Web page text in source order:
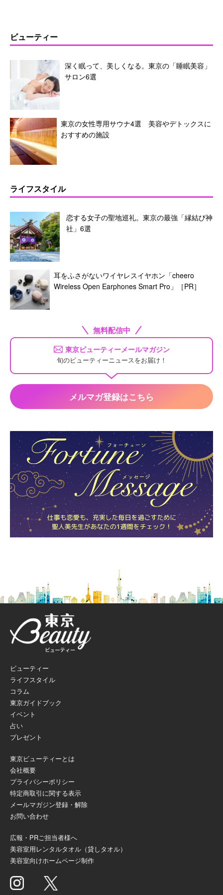
ビューティー
深く眠って、美しくなる。東京の「睡眠美容」
サロン6選
東京の女性専用サウナ4選 美容やデトックスに
おすすめの施設
ライフスタイル
恋する女子の聖地巡礼。東京の最強「縁結び神
社」6選
耳をふさがないワイヤレスイヤホン「cheero
Wireless Open Earphones Smart Pro」［PR］
無料配信中
東京ビューティーメールマガジン
旬のビューティーニュースをお届け！
メルマガ登録はこちら
ビューティー
ライフスタイル
コラム
東京ガイドブック
イベント
占い
プレゼント
東京ビューティーとは
会社概要
プライバシーポリシー
特定商取引に関する表示
メールマガジン登録・解除
お問い合わせ
広報・PRご担当者様へ
美容室用レンタルタオル（貸しタオル）
美容室向けホームページ制作